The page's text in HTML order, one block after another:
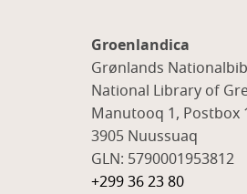
Groenlandica
Grønlands
National Library of
Manutooq 1, Postbox
3905 Nuussuaq
GLN: 5790001953812
+299 36 23 80